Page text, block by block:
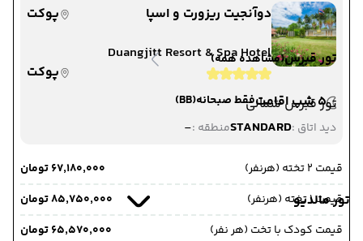
تور قبرس(مشاهده همه)
تور قبرس شمالی
تور مالدیو
دوآنجیت ریزورت و اسپا
پوکت
Duangjitt Resort & Spa Hotel
پوکت
5 شب اقامت
فقط صبحانه(BB)
دید اتاق :STANDARDمنطقه :-
قیمت 2 تخته (هرنفر)
۶۷٬۱۸۰٬۰۰۰ تومان
قیمت 1 تخته (هرنفر)
۸۵٬۷۵۰٬۰۰۰ تومان
قیمت کودک با تخت (هر نفر)
۶۵٬۵۷۰٬۰۰۰ تومان